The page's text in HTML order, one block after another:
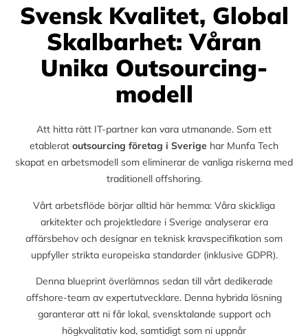
Svensk Kvalitet, Global
Skalbarhet: Våran
Unika Outsourcing-
modell
Att hitta rätt IT-partner kan vara utmanande. Som ett
etablerat outsourcing företag i Sverige har Munfa Tech
skapat en arbetsmodell som eliminerar de vanliga riskerna med
traditionell offshoring.
Vårt arbetsflöde börjar alltid här hemma: Våra skickliga
arkitekter och projektledare i Sverige analyserar era
affärsbehov och designar en teknisk kravspecifikation som
uppfyller strikta europeiska standarder (inklusive GDPR).
Denna blueprint överlämnas sedan till vårt dedikerade
offshore-team av expertutvecklare. Denna hybrida lösning
garanterar att ni får lokal, svensktalande support och
högkvalitativ kod, samtidigt som ni uppnår